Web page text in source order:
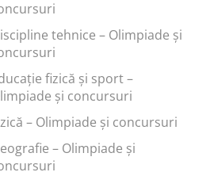
tehnice – Olimpiade și
fizică şi sport –
și concursuri
– Olimpiade și concursuri
– Olimpiade și